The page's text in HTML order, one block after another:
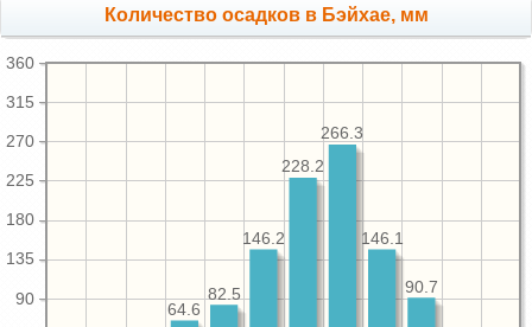
Количество осадков в Бэйхае, мм
90
135
180
225
270
315
360
90.7
146.1
266.3
228.2
146.2
82.5
64.6